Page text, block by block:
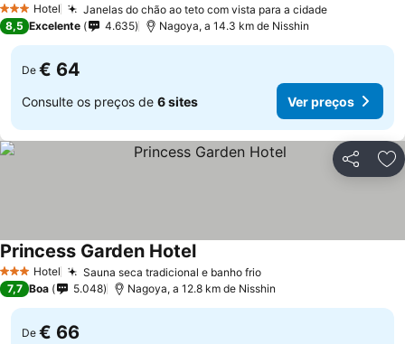
3 EstrelasHotel Janelas do chão ao teto com vista para a cidade
8,5 Excelente 4.635 Nagoya, a 14.3 km de Nisshin
De € 64
Consulte os preços de 6 sites Ver preços
Partilhar
3 EstrelasHotel Sauna seca tradicional e banho frio
Princess Garden Hotel
7,7 Boa 5.048 Nagoya, a 12.8 km de Nisshin
De € 66